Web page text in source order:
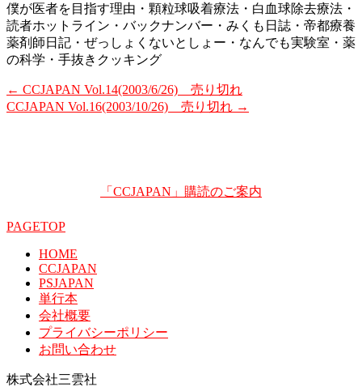
僕が医者を目指す理由・顆粒球吸着療法・白血球除去療法・
読者ホットライン・バックナンバー・みくも日誌・帝都療養
薬剤師日記・ぜっしょくないとしょー・なんでも実験室・薬
の科学・手抜きクッキング
← CCJAPAN Vol.14(2003/6/26) 売り切れ
CCJAPAN Vol.16(2003/10/26) 売り切れ →
「CCJAPAN」購読のご案内
PAGETOP
HOME
CCJAPAN
PSJAPAN
単行本
会社概要
プライバシーポリシー
お問い合わせ
株式会社三雲社